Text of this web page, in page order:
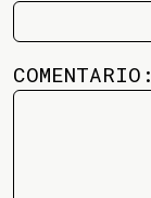
COMENTARIO: